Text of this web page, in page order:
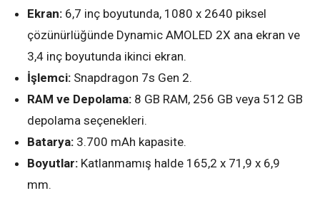
Ekran: 6,7 inç boyutunda, 1080 x 2640 piksel
çözünürlüğünde Dynamic AMOLED 2X ana ekran ve
3,4 inç boyutunda ikinci ekran.
İşlemci: Snapdragon 7s Gen 2.
RAM ve Depolama: 8 GB RAM, 256 GB veya 512 GB
depolama seçenekleri.
Batarya: 3.700 mAh kapasite.
Boyutlar: Katlanmamış halde 165,2 x 71,9 x 6,9
mm.